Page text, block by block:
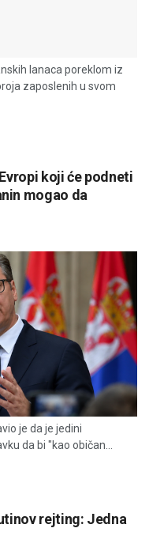
lanaca poreklom iz
zaposlenih u svom
koji će podneti
mogao da
je da je jedini
da bi "kao običan...
rejting: Jedna